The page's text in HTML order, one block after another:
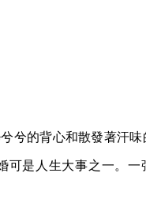
兮的背心和散發著汗味
可是人生大事之一。一